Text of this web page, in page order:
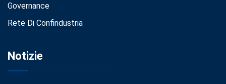
Governance
Rete Di Confindustria
Notizie